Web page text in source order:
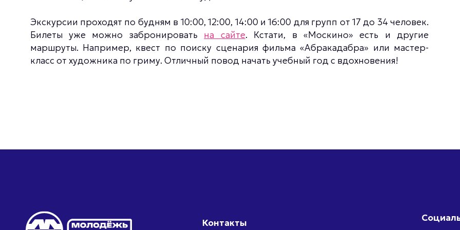
Экскурсии проходят по будням в 10:00, 12:00, 14:00 и 16:00 для групп от 17 до 34 человек.
Билеты уже можно забронировать на сайте. Кстати, в «Москино» есть и другие
маршруты. Например, квест по поиску сценария фильма «Абракадабра» или мастер-
класс от художника по гриму. Отличный повод начать учебный год с вдохновения!
Контакты